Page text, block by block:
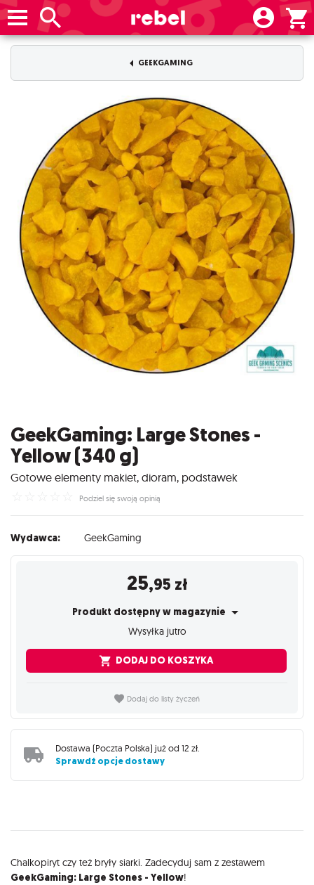
GEEKGAMING
GeekGaming: Large Stones -
Yellow (340 g)
Gotowe elementy makiet, dioram, podstawek
Podziel się swoją opinią
Wydawca: GeekGaming
25,95 zł
Produkt dostępny w magazynie
Wysyłka jutro
DODAJ DO KOSZYKA
Dodaj do listy życzeń
Dostawa (Poczta Polska) już od 12 zł.
Sprawdź opcje dostawy
Opis
Chalkopiryt czy też bryły siarki. Zadecyduj sam z zestawem
GeekGaming: Large Stones - Yellow!